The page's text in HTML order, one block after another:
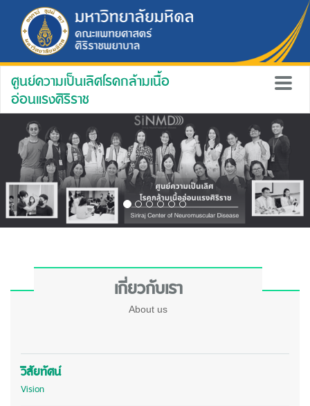
ศูนย์ความเป็นเลิศโรคกล้ามเนื้อ
อ่อนแรงศิริราช
เกี่ยวกับเรา
About us
วิสัยทัศน์
Vision